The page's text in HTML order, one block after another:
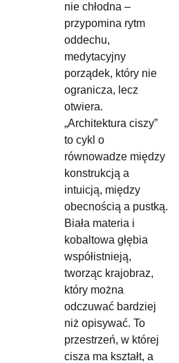
nie chłodna –
przypomina rytm
oddechu,
medytacyjny
porządek, który nie
ogranicza, lecz
otwiera.
„Architektura ciszy”
to cykl o
równowadze między
konstrukcją a
intuicją, między
obecnością a pustką.
Biała materia i
kobaltowa głębia
współistnieją,
tworząc krajobraz,
który można
odczuwać bardziej
niż opisywać. To
przestrzeń, w której
cisza ma kształt, a